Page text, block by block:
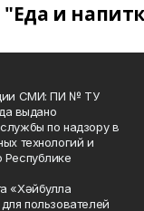
"Еда и
СМИ: ПИ № ТУ
выдано
по надзору в
технологий и
«Хәйбулла
пользователей